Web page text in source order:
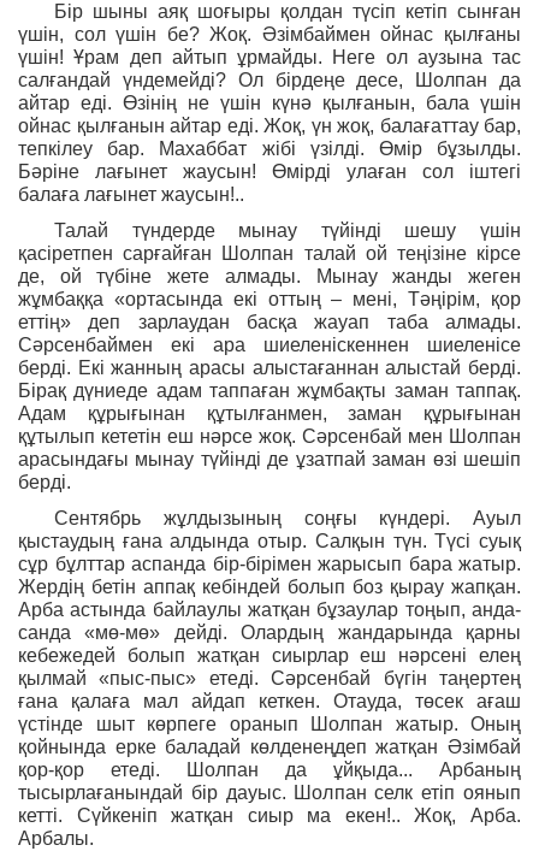
Бір шыны аяқ шоғыры қолдан түсіп кетіп сынған
үшін, сол үшін бе? Жоқ. Әзімбаймен ойнас қылғаны
үшін! Ұрам деп айтып ұрмайды. Неге ол аузына тас
салғандай үндемейді? Ол бірдеңе десе, Шолпан да
айтар еді. Өзінің не үшін күнә қылғанын, бала үшін
ойнас қылғанын айтар еді. Жоқ, үн жоқ, балағаттау бар,
тепкілеу бар. Махаббат жібі үзілді. Өмір бұзылды.
Бәріне лағынет жаусын! Өмірді улаған сол іштегі
балаға лағынет жаусын!..
Талай түндерде мынау түйінді шешу үшін
қасіретпен сарғайған Шолпан талай ой теңізіне кірсе
де, ой түбіне жете алмады. Мынау жанды жеген
жұмбаққа «ортасында екі оттың – мені, Тәңірім, қор
еттің» деп зарлаудан басқа жауап таба алмады.
Сәрсенбаймен екі ара шиеленіскеннен шиеленісе
берді. Екі жанның арасы алыстағаннан алыстай берді.
Бірақ дүниеде адам таппаған жұмбақты заман таппақ.
Адам құрығынан құтылғанмен, заман құрығынан
құтылып кететін еш нәрсе жоқ. Сәрсенбай мен Шолпан
арасындағы мынау түйінді де ұзатпай заман өзі шешіп
берді.
Сентябрь жұлдызының соңғы күндері. Ауыл
қыстаудың ғана алдында отыр. Салқын түн. Түсі суық
сұр бұлттар аспанда бір-бірімен жарысып бара жатыр.
Жердің бетін аппақ кебіндей болып боз қырау жапқан.
Арба астында байлаулы жатқан бұзаулар тоңып, анда-
санда «мө-мө» дейді. Олардың жандарында қарны
кебежедей болып жатқан сиырлар еш нәрсені елең
қылмай «пыс-пыс» етеді. Сәрсенбай бүгін таңертең
ғана қалаға мал айдап кеткен. Отауда, төсек ағаш
үстінде шыт көрпеге оранып Шолпан жатыр. Оның
қойнында ерке баладай көлденеңдеп жатқан Әзімбай
қор-қор етеді. Шолпан да ұйқыда... Арбаның
тысырлағанындай бір дауыс. Шолпан селк етіп оянып
кетті. Сүйкеніп жатқан сиыр ма екен!.. Жоқ, Арба.
Арбалы.